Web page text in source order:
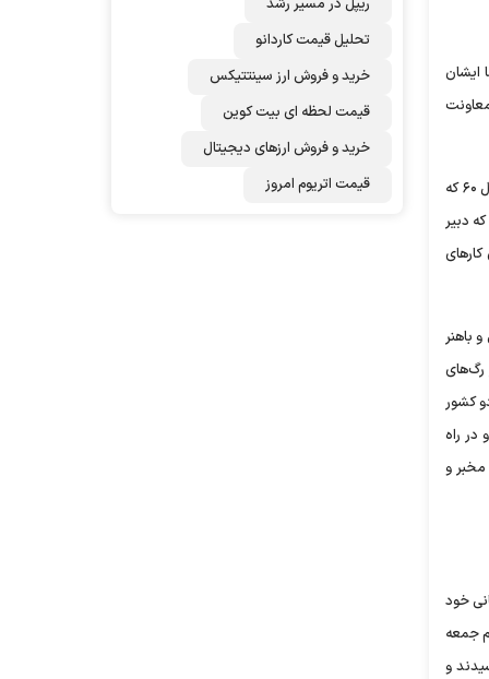
ایشان
دبیر شورای عالی هماهنگی اقتصادی سران قوا خاطرنشان کرد: در سال‌های ۵۸ تا ۶۰ که مسئولیت اطلاعات کشور را داشتم، وی دادستان کرج بود و در سال ۶۰ که
دبیر
مدت ۳ ساله ریاست جمهوری کار‌های
باهنر
در رگ‌های
کشور
در راه
محمد مخبر و
خود
جمعه
و
ریپل در مسیر رشد
تحلیل قیمت کاردانو
خرید و فروش ارز سینتتیکس
قیمت لحظه ای بیت کوین
خرید و فروش ارزهای دیجیتال
قیمت اتریوم امروز